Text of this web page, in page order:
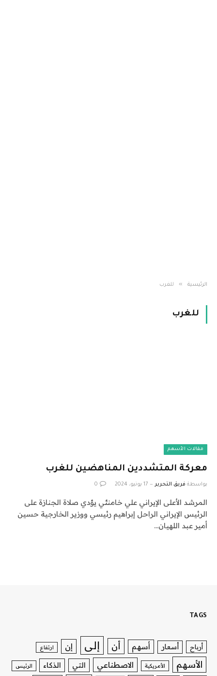
الرئيسية » للغرب
للغرب
مقالات الأسهم
معركة المتشددين المناهضين للغرب
بواسطة فريق التحرير 17 يونيو، 2024 0
المرشد الأعلى الإيراني علي خامنئي يؤدي صلاة الجنازة على
الرئيس الإيراني الراحل إبراهيم رئيسي ووزير الخارجية حسين
أمير عبد اللهيان…
TAGS
أرباح أسعار أسهم أن إلى إن ارتفاع
الأسهم الأمريكية الاصطناعي التي الذكاء الرئيس